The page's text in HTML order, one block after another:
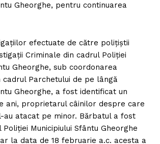
Gheorghe, pentru continuarea
efectuate de către poliţiştii
Criminale din cadrul Poliţiei
Gheorghe, sub coordonarea
cadrul Parchetului de pe lângă
Gheorghe, a fost identificat un
ani, proprietarul câinilor despre care
au atacat pe minor. Bărbatul a fost
Poliţiei Municipiului Sfântu Gheorghe
la data de 18 februarie a.c. acesta a